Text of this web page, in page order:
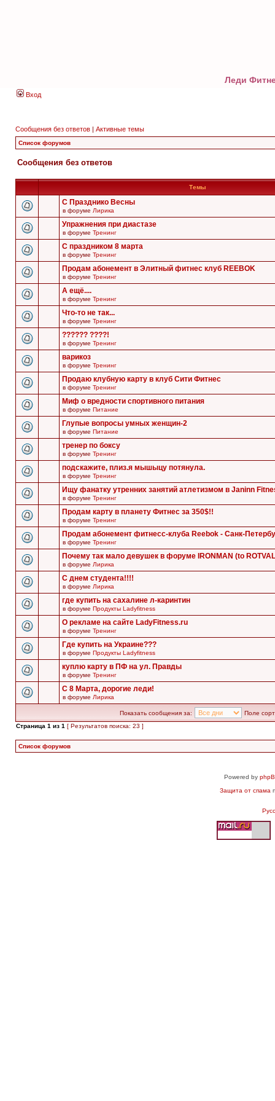
Леди
Вход
Сообщения без ответов | Активные темы
Список форумов
Сообщения без ответов
Темы
С Празднико Весны
в форуме Лирика
Упражнения при диастазе
в форуме Тренинг
С праздником 8 марта
в форуме Тренинг
Продам абонемент в Элитный фитнес клуб REEBOK
в форуме Тренинг
А ещё....
в форуме Тренинг
Что-то не так...
в форуме Тренинг
?????? ????!
в форуме Тренинг
варикоз
в форуме Тренинг
Продаю клубную карту в клуб Сити Фитнес
в форуме Тренинг
Миф о вредности спортивного питания
в форуме Питание
Глупые вопросы умных женщин-2
в форуме Питание
тренер по боксу
в форуме Тренинг
подскажите, плиз.я мышыцу потянула.
в форуме Тренинг
Ищу фанатку утренних занятий атлетизмом в Janinn
в форуме Тренинг
Продам карту в планету Фитнес за 350$!!
в форуме Тренинг
Продам абонемент фитнесс-клуба Reebok - Санк-
в форуме Тренинг
Почему так мало девушек в форуме IRONMAN (to
в форуме Лирика
С днем студента!!!!
в форуме Лирика
где купить на сахалине л-каринтин
в форуме Продукты Ladyfitness
О рекламе на сайте LadyFitness.ru
в форуме Тренинг
Где купить на Украине???
в форуме Продукты Ladyfitness
куплю карту в ПФ на ул. Правды
в форуме Тренинг
С 8 Марта, дорогие леди!
в форуме Лирика
Показать сообщения за:
Поле
Страница 1 из 1 [ Результатов поиска: 23 ]
Список форумов
Powered by
Защита от спама